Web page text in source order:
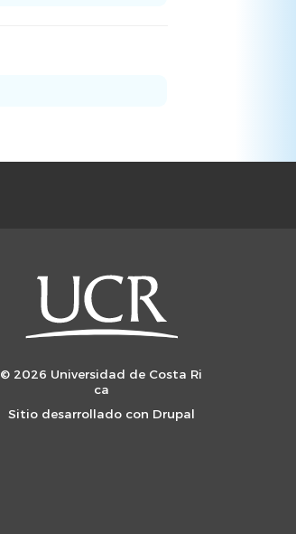
© 2026 Universidad de Costa Ri
ca
Sitio desarrollado con Drupal